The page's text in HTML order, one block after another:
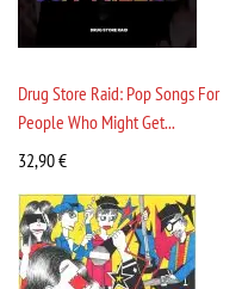
Drug Store Raid: Pop Songs For
People Who Might Get...
32,90€